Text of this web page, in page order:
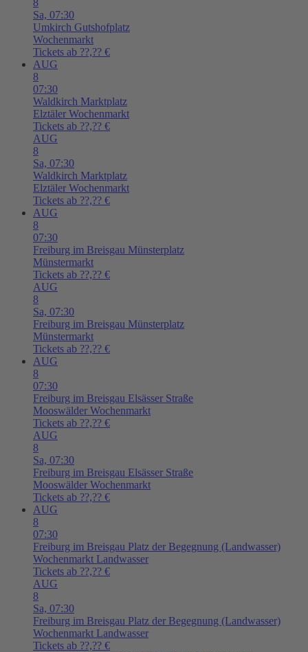
Sa, 07:30
Umkirch Gutshofplatz
Wochenmarkt
Tickets ab ??,?? €
AUG
8
07:30
Waldkirch Marktplatz
Elztäler Wochenmarkt
Tickets ab ??,?? €
AUG
8
Sa, 07:30
Waldkirch Marktplatz
Elztäler Wochenmarkt
Tickets ab ??,?? €
AUG
8
07:30
Freiburg im Breisgau Münsterplatz
Münstermarkt
Tickets ab ??,?? €
AUG
8
Sa, 07:30
Freiburg im Breisgau Münsterplatz
Münstermarkt
Tickets ab ??,?? €
AUG
8
07:30
Freiburg im Breisgau Elsässer Straße
Mooswälder Wochenmarkt
Tickets ab ??,?? €
AUG
8
Sa, 07:30
Freiburg im Breisgau Elsässer Straße
Mooswälder Wochenmarkt
Tickets ab ??,?? €
AUG
8
07:30
Freiburg im Breisgau Platz der Begegnung (Landwasser)
Wochenmarkt Landwasser
Tickets ab ??,?? €
AUG
8
Sa, 07:30
Freiburg im Breisgau Platz der Begegnung (Landwasser)
Wochenmarkt Landwasser
Tickets ab ??,?? €